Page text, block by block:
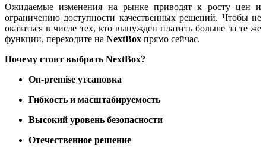
Ожидаемые изменения на рынке приводят к росту цен и
ограничению доступности качественных решений. Чтобы не
оказаться в числе тех, кто вынужден платить больше за те же
функции, переходите на NextBox прямо сейчас.
Почему стоит выбрать NextBox?
On-premise утсановка
Гибкость и масштабируемость
Высокий уровень безопасности
Отечественное решение